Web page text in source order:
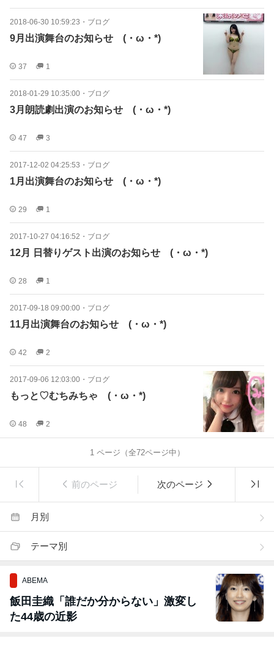
2018-06-30 10:59:23 ・ ブログ
9月出演舞台のお知らせゞ(・ω・*)
37 1
2018-01-29 10:35:00 ・ ブログ
3月朗読劇出演のお知らせゞ(・ω・*)
47 3
2017-12-02 04:25:53 ・ ブログ
1月出演舞台のお知らせゞ(・ω・*)
29 1
2017-10-27 04:16:52 ・ ブログ
12月 日替りゲスト出演のお知らせゞ(・ω・*)
28 1
2017-09-18 09:00:00 ・ ブログ
11月出演舞台のお知らせゞ(・ω・*)
42 2
2017-09-06 12:03:00 ・ ブログ
もっと♡むちみちゃゞ(・ω・*)
48 2
1ページ（全72ページ中）
前のページ 次のページ
月別
テーマ別
ABEMA
飯田圭織「誰だか分からない」激変し
た44歳の近影